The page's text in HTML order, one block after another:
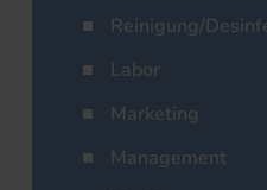
Reinigung/
Labor
Marketing
Management